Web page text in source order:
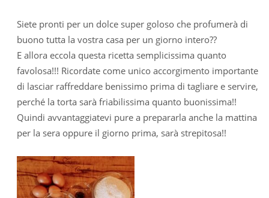
Siete pronti per un dolce super goloso che profumerà di
buono tutta la vostra casa per un giorno intero??
E allora eccola questa ricetta semplicissima quanto
favolosa!!! Ricordate come unico accorgimento importante
di lasciar raffreddare benissimo prima di tagliare e servire,
perché la torta sarà friabilissima quanto buonissima!!
Quindi avvantaggiatevi pure a prepararla anche la mattina
per la sera oppure il giorno prima, sarà strepitosa!!